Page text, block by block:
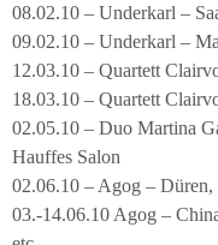
08.02.10 – Underkarl –
09.02.10 – Underkarl –
12.03.10 – Quartett
18.03.10 – Quartett
02.05.10 – Duo Martina
Hauffes Salon
02.06.10 – Agog –
03.-14.06.10 Agog –